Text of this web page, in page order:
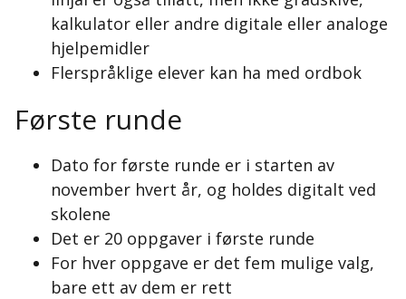
kalkulator eller andre digitale eller analoge
hjelpemidler
Flerspråklige elever kan ha med ordbok
Første runde
Dato for første runde er i starten av
november hvert år, og holdes digitalt ved
skolene
Det er 20 oppgaver i første runde
For hver oppgave er det fem mulige valg,
bare ett av dem er rett